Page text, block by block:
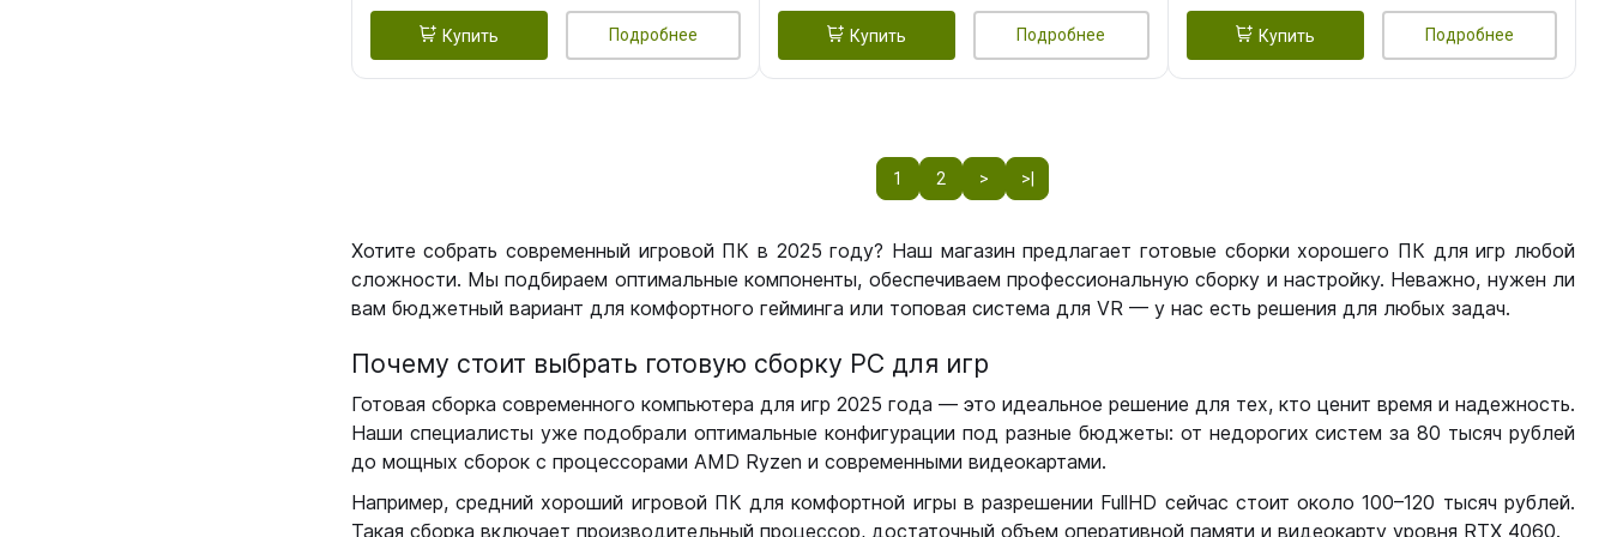
Купить Подробнее Купить Подробнее Купить Подробнее
1 2 > >|
Хотите собрать современный игровой ПК в 2025 году? Наш магазин предлагает готовые сборки хорошего ПК для игр любой
сложности. Мы подбираем оптимальные компоненты, обеспечиваем профессиональную сборку и настройку. Неважно, нужен ли
вам бюджетный вариант для комфортного гейминга или топовая система для VR — у нас есть решения для любых задач.
Почему стоит выбрать готовую сборку РС для игр
Готовая сборка современного компьютера для игр 2025 года — это идеальное решение для тех, кто ценит время и надежность.
Наши специалисты уже подобрали оптимальные конфигурации под разные бюджеты: от недорогих систем за 80 тысяч рублей
до мощных сборок с процессорами AMD Ryzen и современными видеокартами.
Например, средний хороший игровой ПК для комфортной игры в разрешении FullHD сейчас стоит около 100–120 тысяч рублей.
Такая сборка включает производительный процессор, достаточный объем оперативной памяти и видеокарту уровня RTX 4060.